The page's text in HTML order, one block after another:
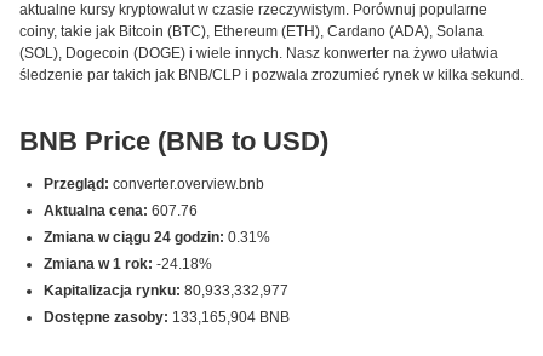
aktualne kursy kryptowalut w czasie rzeczywistym. Porównuj popularne
coiny, takie jak Bitcoin (BTC), Ethereum (ETH), Cardano (ADA), Solana
(SOL), Dogecoin (DOGE) i wiele innych. Nasz konwerter na żywo ułatwia
śledzenie par takich jak BNB/CLP i pozwala zrozumieć rynek w kilka sekund.
BNB Price (BNB to USD)
Przegląd: converter.overview.bnb
Aktualna cena: 607.76
Zmiana w ciągu 24 godzin: 0.31%
Zmiana w 1 rok: -24.18%
Kapitalizacja rynku: 80,933,332,977
Dostępne zasoby: 133,165,904 BNB